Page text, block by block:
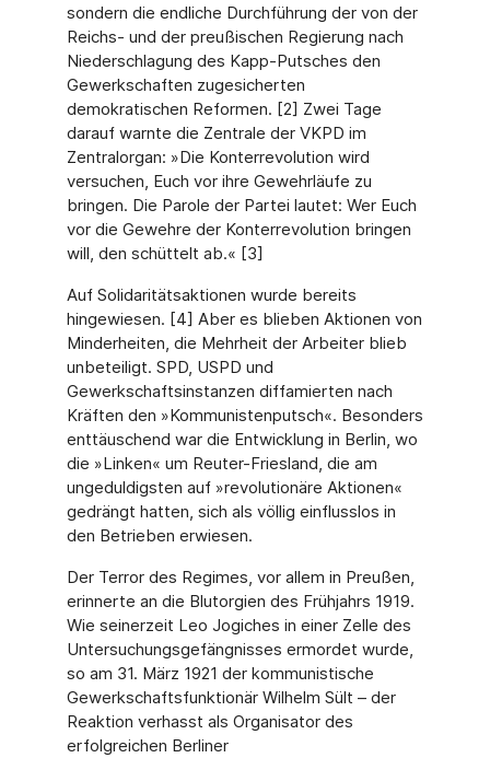
sondern die endliche Durchführung der von der
Reichs- und der preußischen Regierung nach
Niederschlagung des Kapp-Putsches den
Gewerkschaften zugesicherten
demokratischen Reformen. [2] Zwei Tage
darauf warnte die Zentrale der VKPD im
Zentralorgan: »Die Konterrevolution wird
versuchen, Euch vor ihre Gewehrläufe zu
bringen. Die Parole der Partei lautet: Wer Euch
vor die Gewehre der Konterrevolution bringen
will, den schüttelt ab.« [3]
Auf Solidaritätsaktionen wurde bereits
hingewiesen. [4] Aber es blieben Aktionen von
Minderheiten, die Mehrheit der Arbeiter blieb
unbeteiligt. SPD, USPD und
Gewerkschaftsinstanzen diffamierten nach
Kräften den »Kommunistenputsch«. Besonders
enttäuschend war die Entwicklung in Berlin, wo
die »Linken« um Reuter-Friesland, die am
ungeduldigsten auf »revolutionäre Aktionen«
gedrängt hatten, sich als völlig einflusslos in
den Betrieben erwiesen.
Der Terror des Regimes, vor allem in Preußen,
erinnerte an die Blutorgien des Frühjahrs 1919.
Wie seinerzeit Leo Jogiches in einer Zelle des
Untersuchungsgefängnisses ermordet wurde,
so am 31. März 1921 der kommunistische
Gewerkschaftsfunktionär Wilhelm Sült – der
Reaktion verhasst als Organisator des
erfolgreichen Berliner